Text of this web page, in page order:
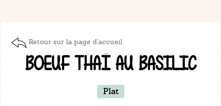
Retour sur la page d'accueil
BOEUF THAÏ AU BASILIC
Plat